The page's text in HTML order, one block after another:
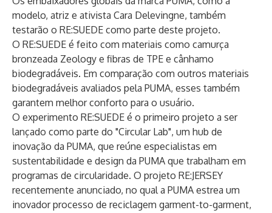
modelo, atriz e ativista Cara Delevingne, também
testarão o RE:SUEDE como parte deste projeto.
O RE:SUEDE é feito com materiais como camurça
bronzeada Zeology e fibras de TPE e cânhamo
biodegradáveis. Em comparação com outros materiais
biodegradáveis avaliados pela PUMA, esses também
garantem melhor conforto para o usuário.
O experimento RE:SUEDE é o primeiro projeto a ser
lançado como parte do "Circular Lab", um hub de
inovação da PUMA, que reúne especialistas em
sustentabilidade e design da PUMA que trabalham em
programas de circularidade. O projeto RE:JERSEY
recentemente anunciado, no qual a PUMA estrea um
inovador processo de reciclagem garment-to-garment,